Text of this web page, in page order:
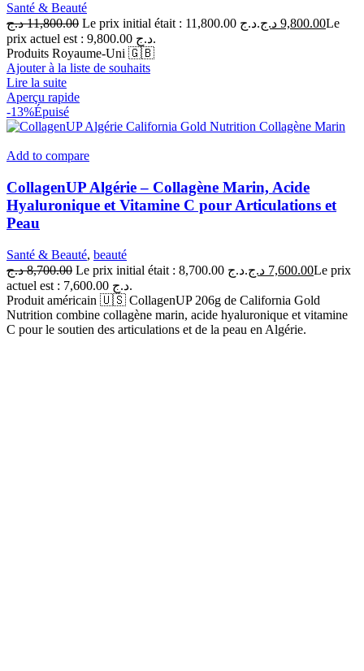
Santé & Beauté
11,800.00 د.ج Le prix initial était : 11,800.00 د.ج. 9,800.00 د.ج
Le
prix actuel est : 9,800.00 د.ج.
Produits Royaume-Uni 🇬🇧
Ajouter à la liste de souhaits
Lire la suite
Aperçu rapide
-13%Épuisé
Add to compare
CollagenUP Algérie – Collagène Marin, Acide
Hyaluronique et Vitamine C pour Articulations et
Peau
Santé & Beauté, beauté
8,700.00 د.ج Le prix initial était : 8,700.00 د.ج. 7,600.00 د.ج
Le prix
actuel est : 7,600.00 د.ج.
Produit américain 🇺🇸 CollagenUP 206g de California Gold
Nutrition combine collagène marin, acide hyaluronique et vitamine
C pour le soutien des articulations et de la peau en Algérie.